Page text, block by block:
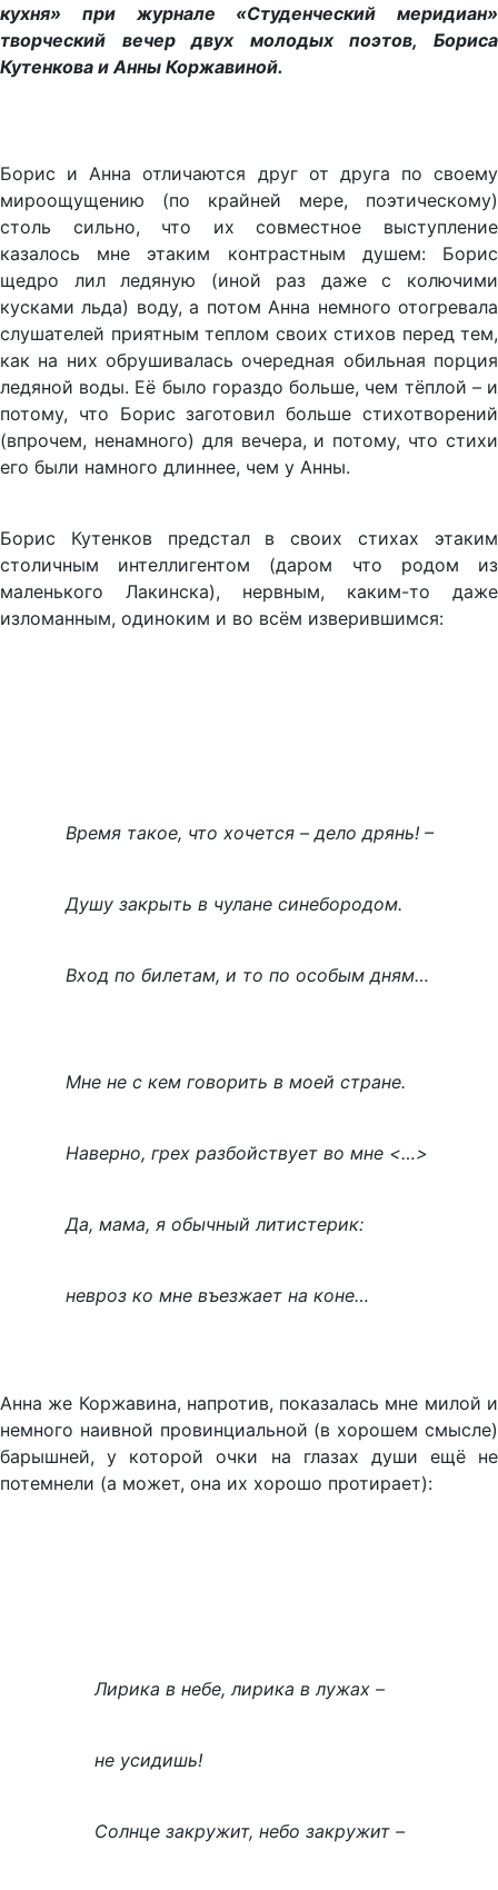
кухня» при журнале «Студенческий меридиан»
творческий вечер двух молодых поэтов, Бориса
Кутенкова и Анны Коржавиной.
Борис и Анна отличаются друг от друга по своему
мироощущению (по крайней мере, поэтическому)
столь сильно, что их совместное выступление
казалось мне этаким контрастным душем: Борис
щедро лил ледяную (иной раз даже с колючими
кусками льда) воду, а потом Анна немного отогревала
слушателей приятным теплом своих стихов перед тем,
как на них обрушивалась очередная обильная порция
ледяной воды. Её было гораздо больше, чем тёплой – и
потому, что Борис заготовил больше стихотворений
(впрочем, ненамного) для вечера, и потому, что стихи
его были намного длиннее, чем у Анны.
Борис Кутенков предстал в своих стихах этаким
столичным интеллигентом (даром что родом из
маленького Лакинска), нервным, каким-то даже
изломанным, одиноким и во всём изверившимся:
Время такое, что хочется – дело дрянь! –
Душу закрыть в чулане синебородом.
Вход по билетам, и то по особым дням…
Мне не с кем говорить в моей стране.
Наверно, грех разбойствует во мне <…>
Да, мама, я обычный литистерик:
невроз ко мне въезжает на коне…
Анна же Коржавина, напротив, показалась мне милой и
немного наивной провинциальной (в хорошем смысле)
барышней, у которой очки на глазах души ещё не
потемнели (а может, она их хорошо протирает):
Лирика в небе, лирика в лужах –
не усидишь!
Солнце закружит, небо закружит –